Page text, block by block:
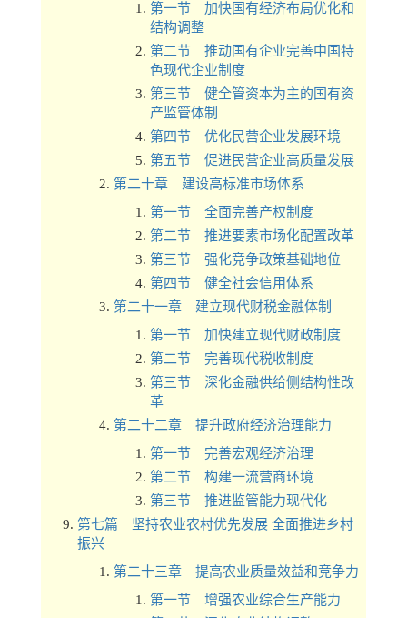
第一节 加快国有经济布局优化和
结构调整
第二节 推动国有企业完善中国特
色现代企业制度
第三节 健全管资本为主的国有资
产监管体制
第四节 优化民营企业发展环境
第五节 促进民营企业高质量发展
第二十章 建设高标准市场体系
第一节 全面完善产权制度
第二节 推进要素市场化配置改革
第三节 强化竞争政策基础地位
第四节 健全社会信用体系
第二十一章 建立现代财税金融体制
第一节 加快建立现代财政制度
第二节 完善现代税收制度
第三节 深化金融供给侧结构性改
革
第二十二章 提升政府经济治理能力
第一节 完善宏观经济治理
第二节 构建一流营商环境
第三节 推进监管能力现代化
第七篇 坚持农业农村优先发展 全面推进乡村
振兴
第二十三章 提高农业质量效益和竞争力
第一节 增强农业综合生产能力